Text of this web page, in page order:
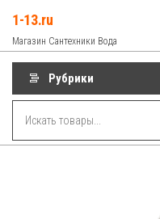
содержимому
1-13.ru
Магазин Сантехники Вода
Рубрики